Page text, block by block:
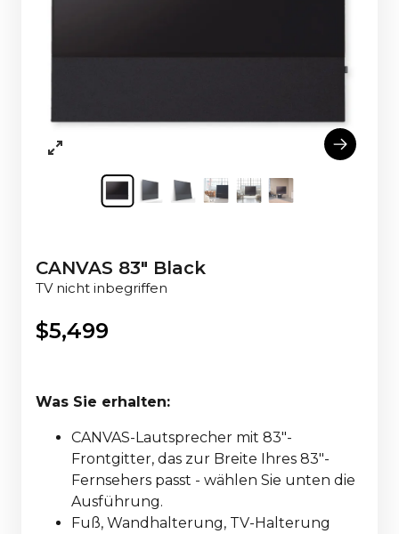
CANVAS 83" Black
TV nicht inbegriffen
$5,499
Was Sie erhalten:
CANVAS-Lautsprecher mit 83"-
Frontgitter, das zur Breite Ihres 83"-
Fernsehers passt - wählen Sie unten die
Ausführung.
Fuß, Wandhalterung, TV-Halterung